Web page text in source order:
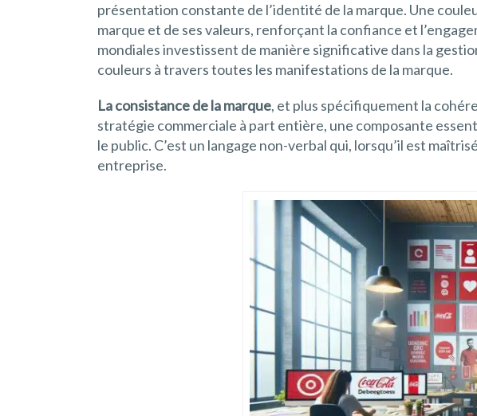
présentation constante de l’identité de la marque. Une
marque et de ses valeurs, renforçant la confiance et
mondiales investissent de manière significative dans la
couleurs à travers toutes les manifestations de la marque.
La consistance de la marque, et plus spécifiquement la
stratégie commerciale à part entière, une composante
le public. C’est un langage non-verbal qui, lorsqu’il est
entreprise.